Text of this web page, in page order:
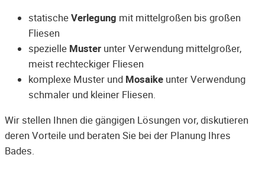
statischeVerlegung mit mittelgroßen bis großen
Fliesen
spezielle Muster unter Verwendung mittelgroßer,
meist rechteckiger Fliesen
komplexe Muster und Mosaike unter Verwendung
schmaler und kleiner Fliesen.
Wir stellen Ihnen die gängigen Lösungen vor, diskutieren
deren Vorteile und beraten Sie bei der Planung Ihres
Bades.